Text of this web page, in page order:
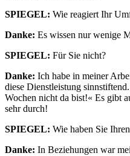
SPIEGEL: Wie reagiert Ihr
Danke: Es wissen nur wenige
SPIEGEL: Für Sie nicht?
Danke: Ich habe in meiner
diese Dienstleistung
Wochen nicht da bist!« Es gibt
sehr durch!
SPIEGEL: Wie haben Sie
Danke: In Beziehungen war